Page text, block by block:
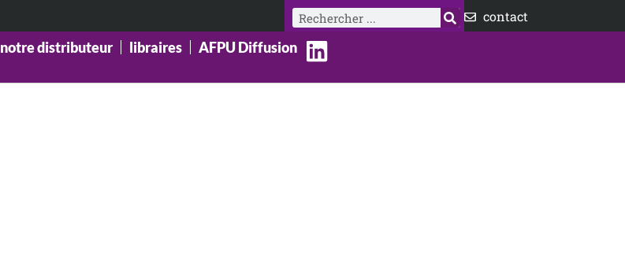
Rechercher contact
notre distributeur libraires AFPU Diffusion